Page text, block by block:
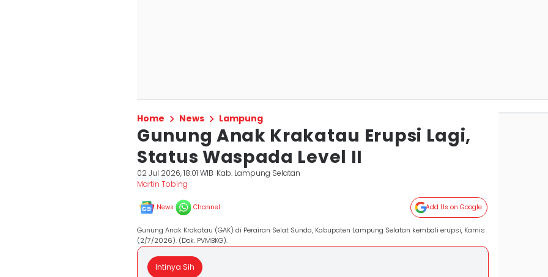
Home News Lampung
Gunung Anak Krakatau Erupsi Lagi,
Status Waspada Level II
02 Jul 2026, 18:01 WIB Kab. Lampung Selatan
Martin Tobing
News Channel Add Us on Google
Gunung Anak Krakatau (GAK) di Perairan Selat Sunda, Kabupaten Lampung Selatan kembali erupsi, Kamis
(2/7/2026). (Dok. PVMBKG).
Intinya Sih